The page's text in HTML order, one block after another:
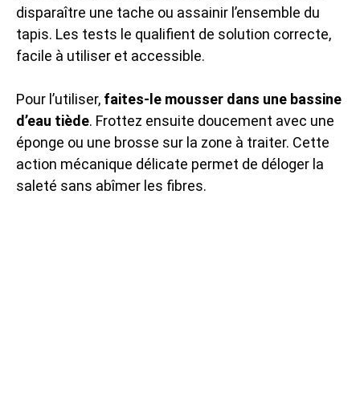
disparaître une tache ou assainir l’ensemble du
tapis. Les tests le qualifient de solution correcte,
facile à utiliser et accessible.
Pour l’utiliser, faites-le mousser dans une bassine
d’eau tiède. Frottez ensuite doucement avec une
éponge ou une brosse sur la zone à traiter. Cette
action mécanique délicate permet de déloger la
saleté sans abîmer les fibres.